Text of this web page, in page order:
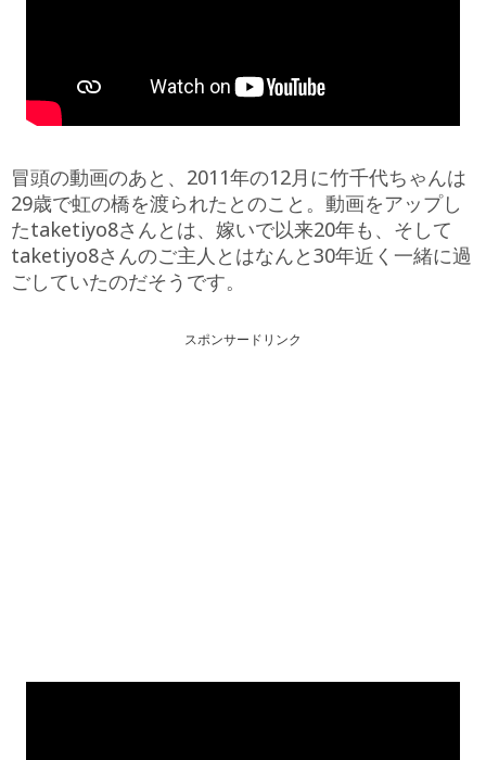
冒頭の動画のあと、2011年の12月に竹千代ちゃんは
29歳で虹の橋を渡られたとのこと。動画をアップし
たtaketiyo8さんとは、嫁いで以来20年も、そして
taketiyo8さんのご主人とはなんと30年近く一緒に過
ごしていたのだそうです。
スポンサードリンク